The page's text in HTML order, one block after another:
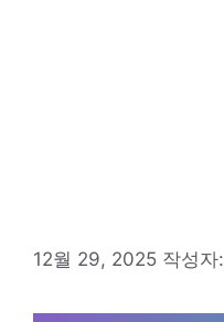
12월 29, 2025 작성자: